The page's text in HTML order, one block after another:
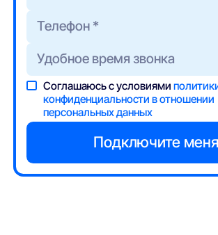
Соглашаюсь с условиями
конфиденциальности в отношении
персональных данных